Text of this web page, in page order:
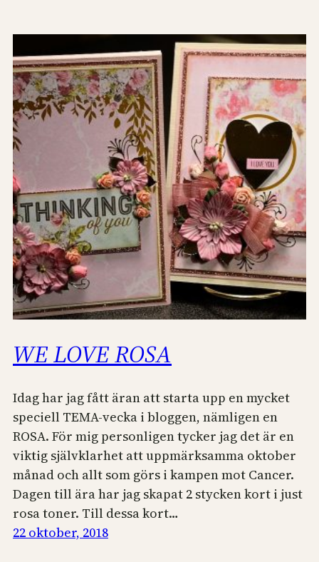
WE LOVE ROSA
Idag har jag fått äran att starta upp en mycket
speciell TEMA-vecka i bloggen, nämligen en
ROSA. För mig personligen tycker jag det är en
viktig självklarhet att uppmärksamma oktober
månad och allt som görs i kampen mot Cancer.
Dagen till ära har jag skapat 2 stycken kort i just
rosa toner. Till dessa kort…
22 oktober, 2018